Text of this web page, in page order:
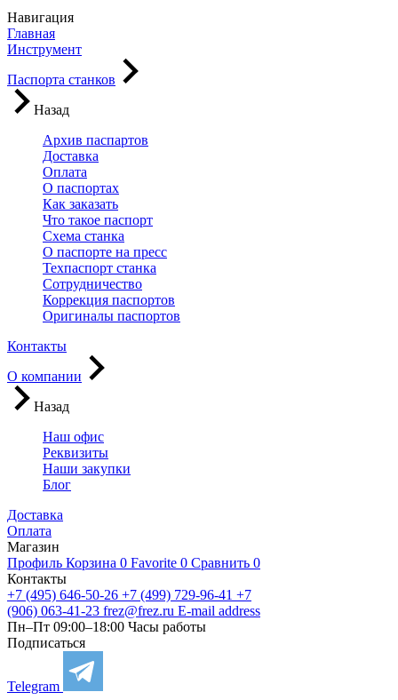
Навигация
Главная
Инструмент
Паспорта станков
Назад
Архив паспартов
Доставка
Оплата
О паспортах
Как заказать
Что такое паспорт
Схема станка
О паспорте на пресс
Техпаспорт станка
Сотрудничество
Коррекция паспортов
Оригиналы паспортов
Контакты
О компании
Назад
Наш офис
Реквизиты
Наши закупки
Блог
Доставка
Оплата
Магазин
Профиль Корзина 0 Favorite 0 Сравнить 0
Контакты
+7 (495) 646-50-26 +7 (499) 729-96-41 +7
(906) 063-41-23 frez@frez.ru E-mail address
Пн–Пт 09:00–18:00 Часы работы
Подписаться
Telegram